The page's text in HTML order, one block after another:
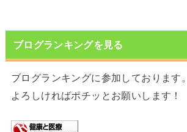
ブログランキングを見る
ブログランキングに参加しております。
よろしければポチッとお願いします！